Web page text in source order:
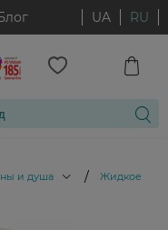
UA RU
и душа / Жидкое